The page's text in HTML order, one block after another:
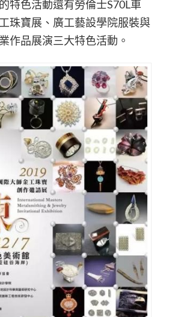
特色活動還有勞倫士S70L車
珠寶展、廣工藝設學院服裝與
作品展演三大特色活動。